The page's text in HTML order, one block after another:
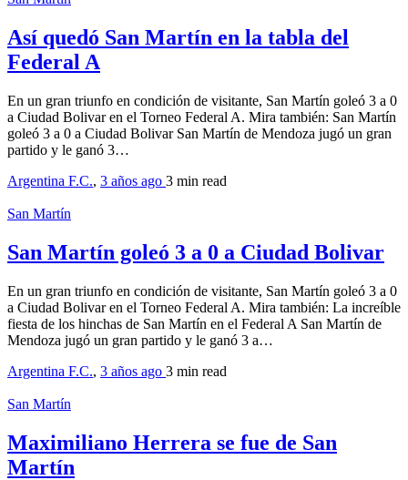
Así quedó San Martín en la tabla del
Federal A
En un gran triunfo en condición de visitante, San Martín goleó 3 a 0
a Ciudad Bolivar en el Torneo Federal A. Mira también: San Martín
goleó 3 a 0 a Ciudad Bolivar San Martín de Mendoza jugó un gran
partido y le ganó 3…
Argentina F.C., 3 años ago 3 min read
San Martín
San Martín goleó 3 a 0 a Ciudad Bolivar
En un gran triunfo en condición de visitante, San Martín goleó 3 a 0
a Ciudad Bolivar en el Torneo Federal A. Mira también: La increíble
fiesta de los hinchas de San Martín en el Federal A San Martín de
Mendoza jugó un gran partido y le ganó 3 a…
Argentina F.C., 3 años ago 3 min read
San Martín
Maximiliano Herrera se fue de San
Martín